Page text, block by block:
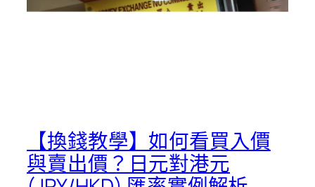
【換錢教學】如何看買入價
與賣出價？日元對港元